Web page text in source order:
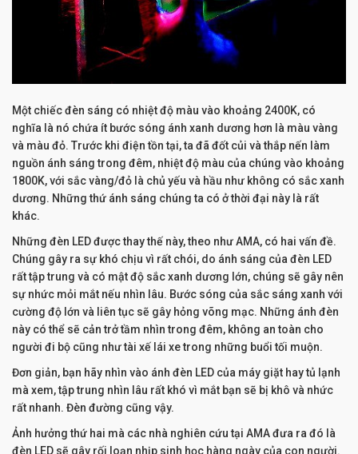
Một chiếc đèn sáng có nhiệt độ màu vào khoảng 2400K, có
nghĩa là nó chứa ít bước sóng ánh xanh dương hơn là màu vàng
và màu đỏ. Trước khi điện tồn tại, ta đã đốt củi và thắp nến làm
nguồn ánh sáng trong đêm, nhiệt độ màu của chúng vào khoảng
1800K, với sắc vàng/đỏ là chủ yếu và hầu như không có sắc xanh
dương. Những thứ ánh sáng chúng ta có ở thời đại này là rất
khác.
Những đèn LED được thay thế này, theo như AMA, có hai vấn đề.
Chúng gây ra sự khó chịu vì rất chói, do ánh sáng của đèn LED
rất tập trung và có mật độ sắc xanh dương lớn, chúng sẽ gây nên
sự nhức mỏi mắt nếu nhìn lâu. Bước sóng của sắc sáng xanh với
cường độ lớn và liên tục sẽ gây hỏng võng mạc. Những ánh đèn
này có thể sẽ cản trở tầm nhìn trong đêm, không an toàn cho
người đi bộ cũng như tài xế lái xe trong những buổi tối muộn.
Đơn giản, bạn hãy nhìn vào ánh đèn LED của máy giặt hay tủ lạnh
mà xem, tập trung nhìn lâu rất khó vì mắt bạn sẽ bị khô và nhức
rất nhanh. Đèn đường cũng vậy.
Ảnh hưởng thứ hai mà các nhà nghiên cứu tại AMA đưa ra đó là
đèn LED sẽ gây rối loạn nhịp sinh học hàng ngày của con người.